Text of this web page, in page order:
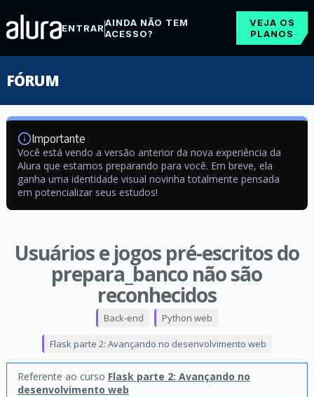
ENTRARAINDA NÃO TEM
ACESSO?
VEJA OS
PLANOS
FÓRUM
Importante
Você está vendo a versão anterior da nova experiência da
Alura que estamos preparando para você. Em breve, ela
ganha uma identidade visual novinha totalmente pensada
em potencializar seus estudos!
Usuários e jogos pré-escritos do
prepara_banco não são
reconhecidos
Back-end Python web
Flask parte 2: Avançando no desenvolvimento web
Referente ao curso Flask parte 2: Avançando no
desenvolvimento web